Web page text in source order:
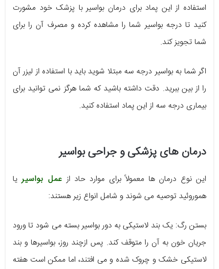
استفاده از این پماد برای درمان بواسیر با پزشک خود مشورت
کنید تا درجه بواسیر شما را مشاهده کرده و مصرف آن را برای
شما تجویز کند.
اگر شما به بواسیر درجه سه مبتلا شوید باید با استفاده از لیزر آن
را از بین ببرید. دقت داشته باشید که شما هرگز نمی توانید برای
بیماری درجه سه از این پماد استفاده کنید.
درمان های پزشکی و جراحی بواسیر
اين نوع درمان ها معمولاً برای موارد حاد از عمل بواسیریا
هموروئید توصيه می شوند و شامل انواع زير هستند:
بستن رگ: يک بند لاستيکی به دور بواسير بسته می شود تا ورود
جريان خون به آن را متوقف کند. پس ازچند روز، بواسيرها و بند
لاستيکی خشک و چروک شده و می افتند، اما ممکن است هفته